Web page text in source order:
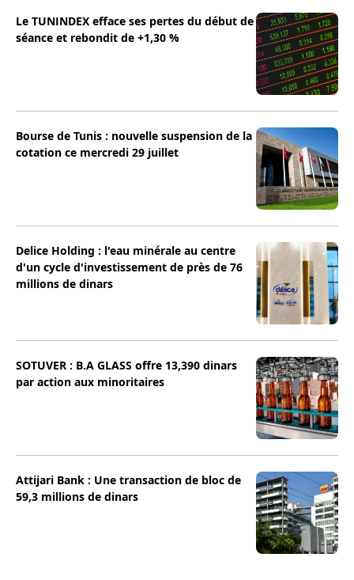
Le TUNINDEX efface ses pertes du début de
séance et rebondit de +1,30 %
Bourse de Tunis : nouvelle suspension de la
cotation ce mercredi 29 juillet
Delice Holding : l'eau minérale au centre
d'un cycle d'investissement de près de 76
millions de dinars
SOTUVER : B.A GLASS offre 13,390 dinars
par action aux minoritaires
Attijari Bank : Une transaction de bloc de
59,3 millions de dinars